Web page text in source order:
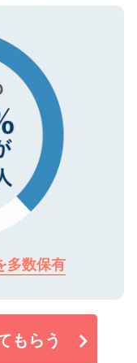
心ください。
。
多数保有
もらう